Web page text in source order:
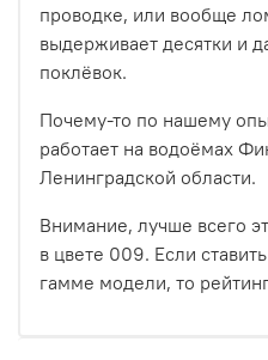
проводке, или вообще
выдерживает десятки и
поклёвок.
Почему-то по нашему
работает на водоёмах
Ленинградской области.
Внимание, лучше всего
в цвете 009. Если
гамме модели, то